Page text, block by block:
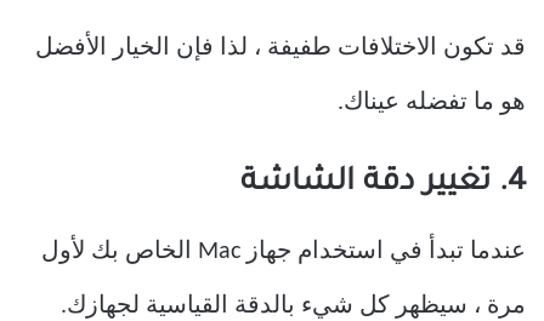
قد تكون الاختلافات طفيفة ، لذا فإن الخيار الأفضل
هو ما تفضله عيناك.
4. تغيير دقة الشاشة
عندما تبدأ في استخدام جهاز Mac الخاص بك لأول
مرة ، سيظهر كل شيء بالدقة القياسية لجهازك.